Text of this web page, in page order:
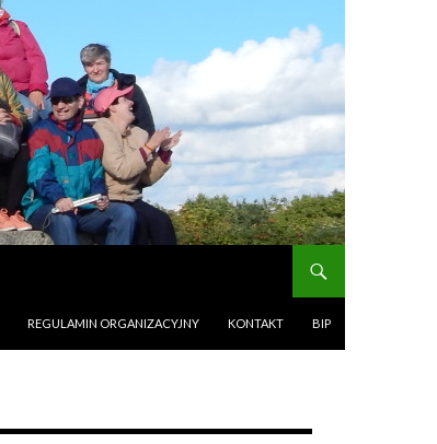
REGULAMIN ORGANIZACYJNY KONTAKT BIP